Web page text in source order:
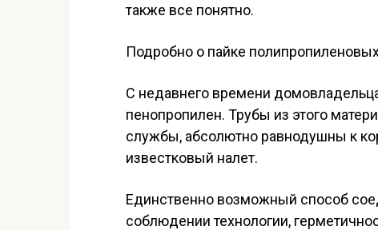
также все понятно.
Подробно о пайке
С недавнего времени
пенопропилен. Трубы из этого
службы, абсолютно равнодушны к
известковый налет.
Единственно возможный способ
соблюдении технологии,